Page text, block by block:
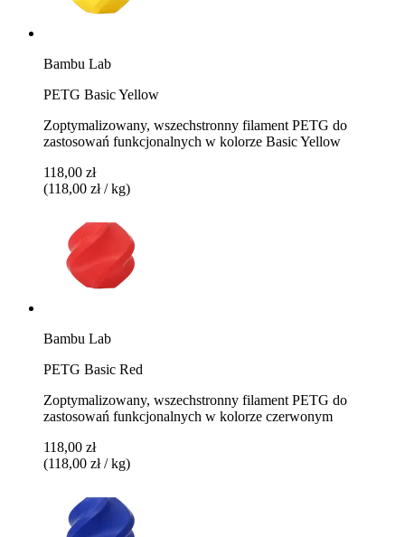
Bambu Lab
PETG Basic Yellow
Zoptymalizowany, wszechstronny filament PETG do
zastosowań funkcjonalnych w kolorze Basic Yellow
118,00 zł
(118,00 zł / kg)
Bambu Lab
PETG Basic Red
Zoptymalizowany, wszechstronny filament PETG do
zastosowań funkcjonalnych w kolorze czerwonym
118,00 zł
(118,00 zł / kg)